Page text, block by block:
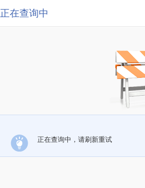
正在查询中
正在查询中，请刷新重试